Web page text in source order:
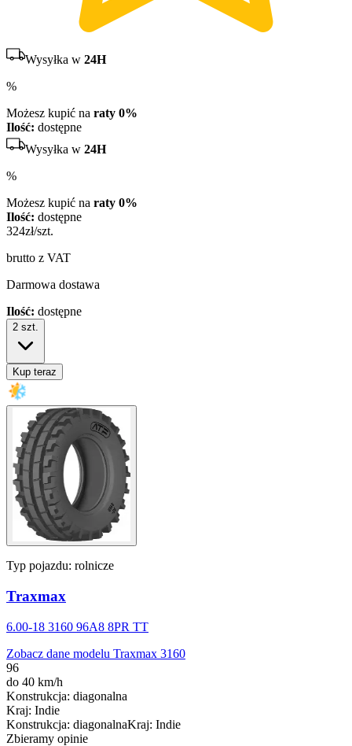
Wysyłka w 24H
%
Możesz kupić na raty 0%
Ilość: dostępne
Wysyłka w 24H
%
Możesz kupić na raty 0%
Ilość: dostępne
324zł/szt.
brutto z VAT
Darmowa dostawa
Ilość: dostępne
2 szt.
Kup teraz
Typ pojazdu: rolnicze
Traxmax
6.00-18 3160 96A8 8PR TT
Zobacz dane modelu Traxmax 3160
96
do 40 km/h
Konstrukcja: diagonalna
Kraj: Indie
Konstrukcja: diagonalnaKraj: Indie
Zbieramy opinie